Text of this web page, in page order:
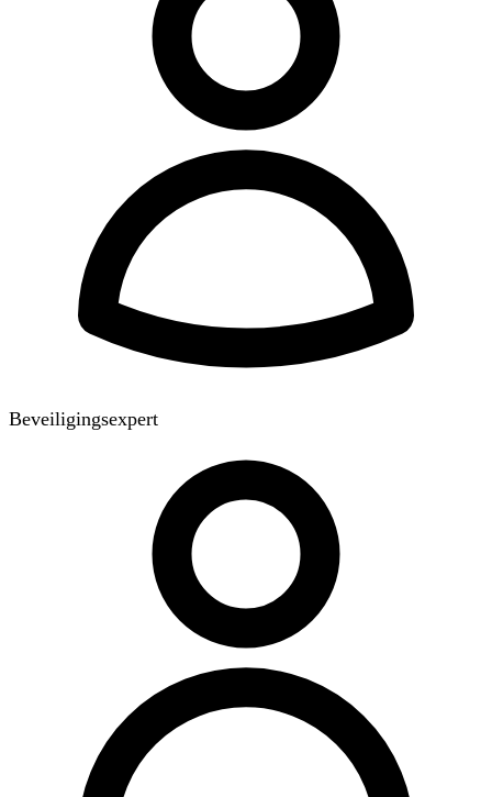
Beveiligingsexpert